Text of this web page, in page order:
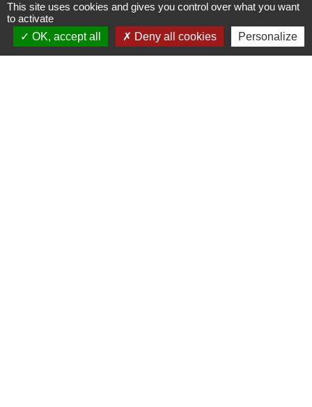
Comment demander ma pension de réversion au
service des retraites de l'Etat?open_in_new
Service des retraites de l'État (SRE) - Ministère chargé des
This site uses cookies and gives you control over what you want
to activate
OK, accept all
Deny all cookies Personalize